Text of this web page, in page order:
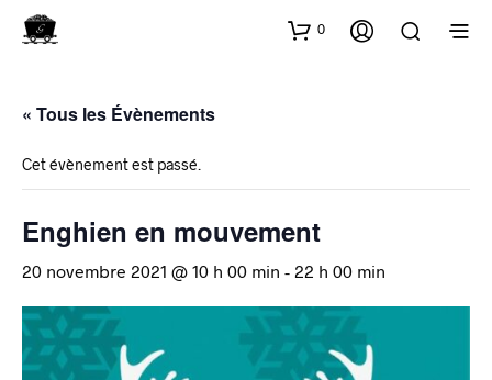
0
« Tous les Évènements
Cet évènement est passé.
Enghien en mouvement
20 novembre 2021 @ 10 h 00 min - 22 h 00 min